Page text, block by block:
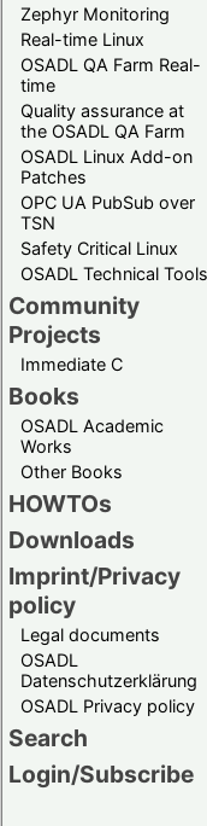
Zephyr Monitoring
Real-time Linux
OSADL QA Farm Real-
time
Quality assurance at
the OSADL QA Farm
OSADL Linux Add-on
Patches
OPC UA PubSub over
TSN
Safety Critical Linux
OSADL Technical Tools
Community
Projects
Immediate C
Books
OSADL Academic
Works
Other Books
HOWTOs
Downloads
Imprint/Privacy
policy
Legal documents
OSADL
Datenschutzerklärung
OSADL Privacy policy
Search
Login/Subscribe